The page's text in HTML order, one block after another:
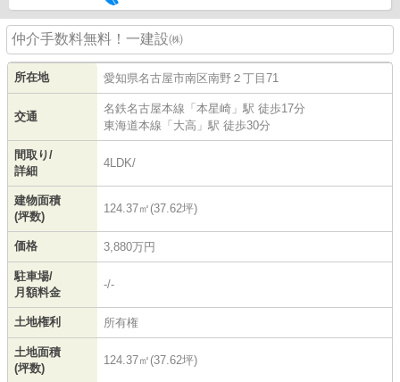
仲介手数料無料！一建設㈱
所在地 愛知県名古屋市南区南野 ２丁目71
交通
名鉄名古屋本線 「 本星崎 」駅 徒歩17分
東海道本線 「 大高 」駅 徒歩30分
間取り/
詳細
4LDK/
建物面積
(坪数)
124.37㎡(37.62坪)
価格 3,880万円
駐車場/
月額料金
-/-
土地権利 所有権
土地面積
(坪数)
124.37㎡(37.62坪)